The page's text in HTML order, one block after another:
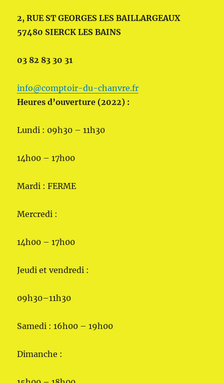
2, RUE ST GEORGES LES BAILLARGEAUX
57480 SIERCK LES BAINS
03 82 83 30 31
info@comptoir-du-chanvre.fr
Heures d’ouverture (2022) :
Lundi : 09h30 – 11h30
14h00 – 17h00
Mardi : FERME
Mercredi :
14h00 – 17h00
Jeudi et vendredi :
09h30–11h30
Samedi : 16h00 – 19h00
Dimanche :